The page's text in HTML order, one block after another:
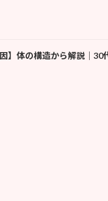
】体の構造から解説｜